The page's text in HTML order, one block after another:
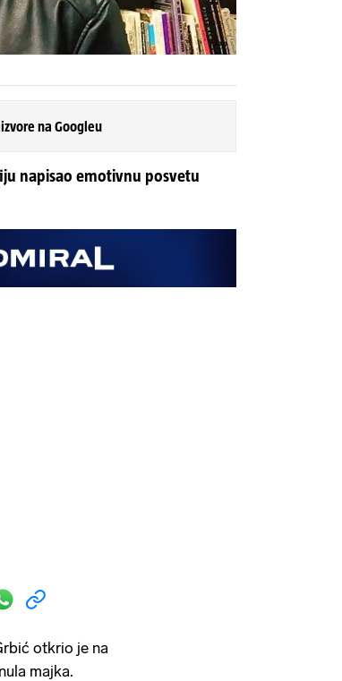
na Googleu
napisao emotivnu posvetu
otkrio je na
majka.